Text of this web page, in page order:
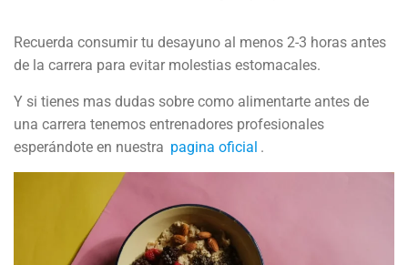
Recuerda consumir tu desayuno al menos 2-3 horas antes
de la carrera para evitar molestias estomacales.
Y si tienes mas dudas sobre como alimentarte antes de
una carrera tenemos entrenadores profesionales
esperándote en nuestra pagina oficial .